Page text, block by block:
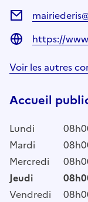
https://
Voir les autres
Accueil
Lundi
Mardi
Mercredi
Jeudi
Vendredi